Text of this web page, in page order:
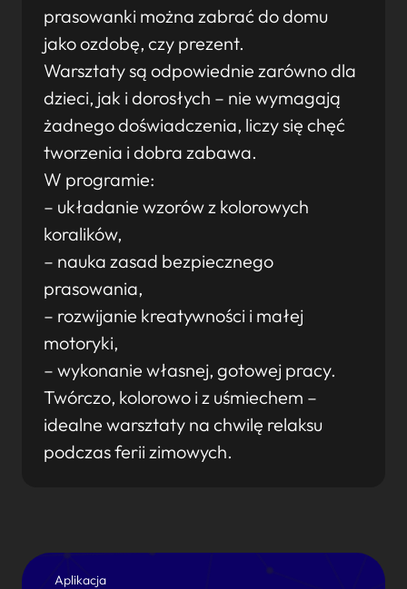
prasowanki można zabrać do domu
jako ozdobę, czy prezent.
Warsztaty są odpowiednie zarówno dla
dzieci, jak i dorosłych – nie wymagają
żadnego doświadczenia, liczy się chęć
tworzenia i dobra zabawa.
W programie:
– układanie wzorów z kolorowych
koralików,
– nauka zasad bezpiecznego
prasowania,
– rozwijanie kreatywności i małej
motoryki,
– wykonanie własnej, gotowej pracy.
Twórczo, kolorowo i z uśmiechem –
idealne warsztaty na chwilę relaksu
podczas ferii zimowych.
Aplikacja